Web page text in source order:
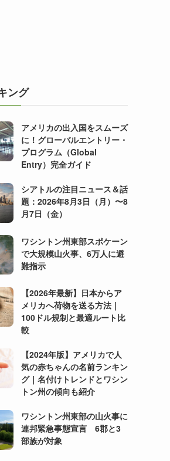
ング
アメリカの出入国をスムーズ
に！グローバルエントリー・
プログラム（Global
Entry）完全ガイド
シアトルの注目ニュース＆話
題：2026年8月3日（月）〜8
月7日（金）
ワシントン州東部スポケーン
で大規模山火事、6万人に避
難指示
【2026年最新】日本からア
メリカへ荷物を送る方法｜
100ドル規制と最適ルート比
較
【2024年版】アメリカで人
気の赤ちゃんの名前ランキン
グ｜名付けトレンドとワシン
トン州の傾向も紹介
ワシントン州東部の山火事に
連邦緊急事態宣言 6郡と3
部族が対象